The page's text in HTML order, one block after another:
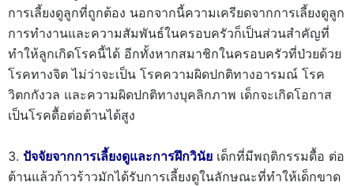
การเลี้ยงดูลูกที่ถูกต้อง นอกจากนี้ความเครียดจากการเลี้ยงดูลูก
การทำงานและความสัมพันธ์ในครอบครัวก็เป็นส่วนสำคัญที่
ทำให้ลูกเกิดโรคนี้ได้ อีกทั้งหากสมาชิกในครอบครัวที่ป่วยด้วย
โรคทางจิต ไม่ว่าจะเป็น โรคความผิดปกติทางอารมณ์ โรค
วิตกกังวล และความผิดปกติทางบุคลิกภาพ เด็กจะเกิดโอกาส
เป็นโรคดื้อต่อต้านได้สูง
ปัจจัยจากการเลี้ยงดูและการฝึกวินัย เด็กที่มีพฤติกรรมดื้อ ต่อ
ต้านแล้วก้าวร้าวมักได้รับการเลี้ยงดูในลักษณะที่ทำให้เด็กขาด